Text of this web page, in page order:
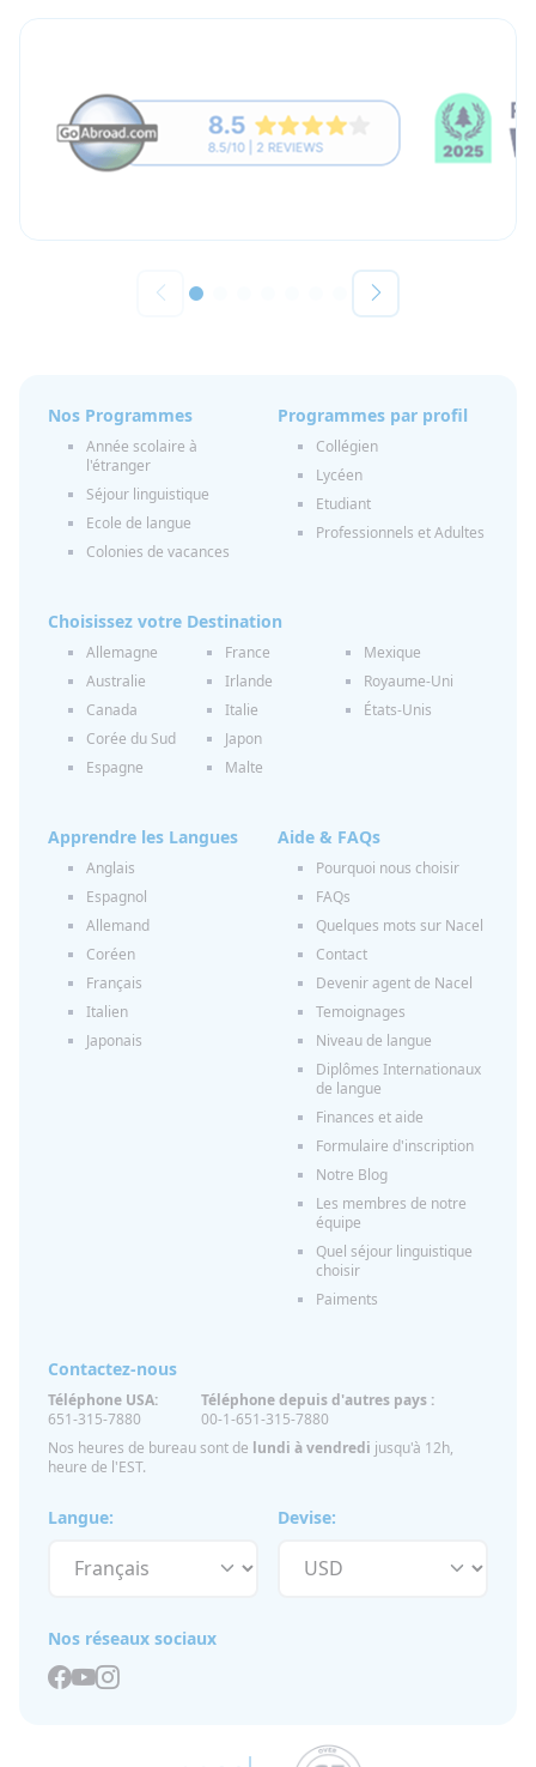
Nos Programmes
Année scolaire à
l'étranger
Séjour linguistique
Ecole de langue
Colonies de vacances
Programmes par profil
Collégien
Lycéen
Etudiant
Professionnels et Adultes
Choisissez votre Destination
Allemagne
Australie
Canada
Corée du Sud
Espagne
France
Irlande
Italie
Japon
Malte
Mexique
Royaume-Uni
États-Unis
Apprendre les Langues
Anglais
Espagnol
Allemand
Coréen
Français
Italien
Japonais
Aide & FAQs
Pourquoi nous choisir
FAQs
Quelques mots sur Nacel
Contact
Devenir agent de Nacel
Temoignages
Niveau de langue
Diplômes Internationaux
de langue
Finances et aide
Formulaire d'inscription
Notre Blog
Les membres de notre
équipe
Quel séjour linguistique
choisir
Paiments
Langue: Devise:
Contactez-nous
Téléphone USA:
651-315-7880
Téléphone depuis d'autres pays :
00-1-651-315-7880
Nos heures de bureau sont de lundi à vendredi jusqu'à 12h,
heure de l'EST.
Nos réseaux sociaux